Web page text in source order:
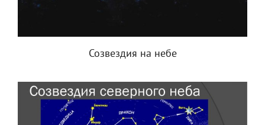
Созвездия на небе